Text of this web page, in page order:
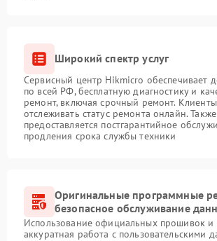
Широкий спектр услуг
Сервисный центр Hikmicro обеспечивает
по всей РФ, бесплатную диагностику и
ремонт, включая срочный ремонт.
отслеживать статус ремонта онлайн. Также
предоставляется постгарантийное
продления срока службы техники
Оригинальные программные
безопасное обслуживание
Использование официальных прошивок и
аккуратная работа с пользовательскими